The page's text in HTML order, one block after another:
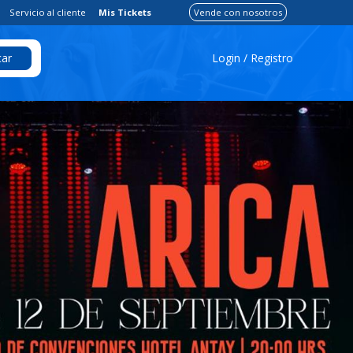
Servicio al cliente Mis Tickets Vende con nosotros
Login / Registro